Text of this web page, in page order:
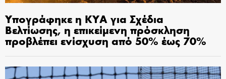
Υπογράφηκε η ΚΥΑ για Σχέδια
Βελτίωσης, η επικείμενη πρόσκληση
προβλέπει ενίσχυση από 50% έως 70%